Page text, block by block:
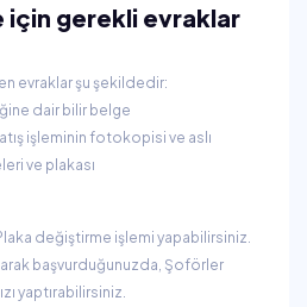
için gerekli evraklar
evraklar şu şekildedir:
dair bilir belge
işleminin fotokopisi ve aslı
ve plakası
değiştirme işlemi yapabilirsiniz.
başvurduğunuzda, Şoförler
yaptırabilirsiniz.